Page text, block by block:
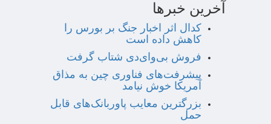
آخرین خبرها
کدال اثر اخبار جنگ بر بورس را
کاهش داده است
فروش بی‌وای‌دی شتاب گرفت
پیشرفت‌های فناوری چین به مذاق
آمریکا خوش نیامد
بزرگترین معایب پاوربانک‌های قابل
حمل